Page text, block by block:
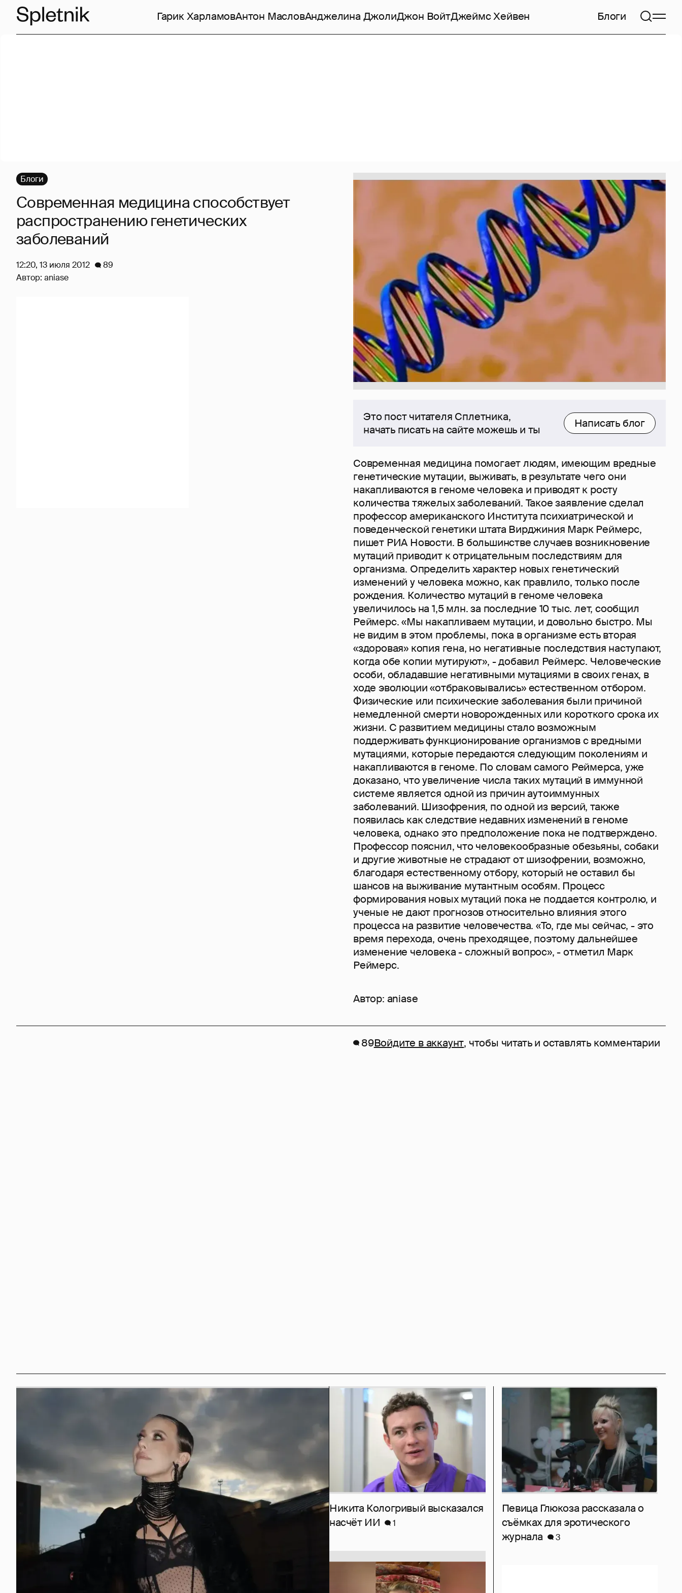
Гарик ХарламовАнтон МасловАнджелина ДжолиДжон ВойтДжеймс Хейвен Блоги
Это пост читателя Сплетника,
начать писать на сайте можешь и ты
Написать блог
Современная медицина помогает людям, имеющим вредные
генетические мутации, выживать, в результате чего они
накапливаются в геноме человека и приводят к росту
количества тяжелых заболеваний. Такое заявление сделал
профессор американского Института психиатрической и
поведенческой генетики штата Вирджиния Марк Реймерс,
пишет РИА Новости. В большинстве случаев возникновение
мутаций приводит к отрицательным последствиям для
организма. Определить характер новых генетический
изменений у человека можно, как правлило, только после
рождения. Количество мутаций в геноме человека
увеличилось на 1,5 млн. за последние 10 тыс. лет, сообщил
Реймерс. «Мы накапливаем мутации, и довольно быстро. Мы
не видим в этом проблемы, пока в организме есть вторая
«здоровая» копия гена, но негативные последствия наступают,
когда обе копии мутируют», - добавил Реймерс. Человеческие
особи, обладавшие негативными мутациями в своих генах, в
ходе эволюции «отбраковывались» естественном отбором.
Физические или психические заболевания были причиной
немедленной смерти новорожденных или короткого срока их
жизни. С развитием медицины стало возможным
поддерживать функционирование организмов с вредными
мутациями, которые передаются следующим поколениям и
накапливаются в геноме. По словам самого Реймерса, уже
доказано, что увеличение числа таких мутаций в иммунной
системе является одной из причин аутоиммунных
заболеваний. Шизофрения, по одной из версий, также
появилась как следствие недавних изменений в геноме
человека, однако это предположение пока не подтверждено.
Профессор пояснил, что человекообразные обезьяны, собаки
и другие животные не страдают от шизофрении, возможно,
благодаря естественному отбору, который не оставил бы
шансов на выживание мутантным особям. Процесс
формирования новых мутаций пока не поддается контролю, и
ученые не дают прогнозов относительно влияния этого
процесса на развитие человечества. «То, где мы сейчас, - это
время перехода, очень преходящее, поэтому дальнейшее
изменение человека - сложный вопрос», - отметил Марк
Реймерс.
Автор: aniase
Блоги
Современная медицина способствует
распространению генетических
заболеваний
12:20, 13 июля 2012
89
Автор: aniase
89Войдите в аккаунт, чтобы читать и оставлять комментарии
Никита Кологривый высказался
насчёт ИИ
1
Певица Глюкоза рассказала о
съёмках для эротического
журнала
3